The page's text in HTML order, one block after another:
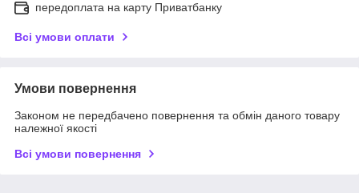
передоплата на карту Приватбанку
Всі умови оплати
Умови повернення
Законом не передбачено повернення та обмін даного товару
належної якості
Всі умови повернення